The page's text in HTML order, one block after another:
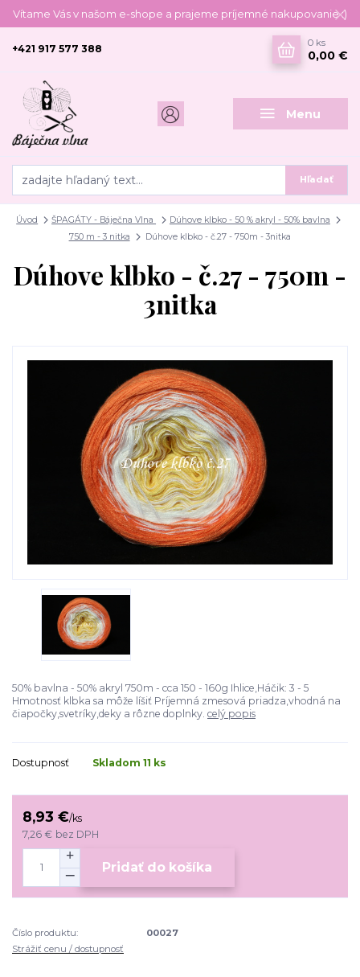
Vítame Vás v našom e-shope a prajeme príjemné nakupovanie :)
Menu
Hľadať
+421 917 577 388
0 ks
0,00 €
Úvod ŠPAGÁTY - Báječna Vlna
Dúhove klbko - 50 % akryl - 50% bavlna
750 m - 3 nitka
Dúhove klbko - č.27 - 750m - 3nitka
Dúhove klbko - č.27 - 750m -
3nitka
50% bavlna - 50% akryl 750m - cca 150 - 160g Ihlice,Háčik: 3 - 5
Hmotnosť klbka sa môže líšiť Príjemná zmesová priadza,vhodná na
čiapočky,svetríky,deky a rôzne doplnky. celý popis
Dostupnosť Skladom 11 ks
8,93 €/ks
7,26 € bez DPH
Pridať do košíka
Číslo produktu:
00027
Strážiť cenu / dostupnosť